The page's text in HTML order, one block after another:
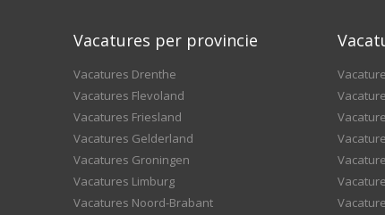
Vacatures per provincie
Vacatures Drenthe
Vacatures Flevoland
Vacatures Friesland
Vacatures Gelderland
Vacatures Groningen
Vacatures Limburg
Vacatures Noord-Brabant